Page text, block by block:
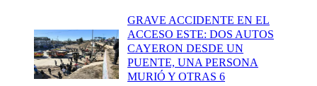
GRAVE ACCIDENTE EN EL
ACCESO ESTE: DOS AUTOS
CAYERON DESDE UN
PUENTE, UNA PERSONA
MURIÓ Y OTRAS 6